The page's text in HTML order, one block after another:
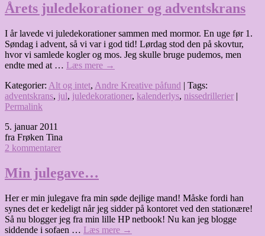
Årets juledekorationer og adventskrans
I år lavede vi juledekorationer sammen med mormor. En uge før 1.
Søndag i advent, så vi var i god tid! Lørdag stod den på skovtur,
hvor vi samlede kogler og mos. Jeg skulle bruge pudemos, men
endte med at … Læs mere →
Kategorier: Alt og intet, Andre Kreative påfund | Tags:
adventskrans, jul, juledekorationer, kalenderlys, nissedrillerier |
Permalink
5. januar 2011
fra Frøken Tina
2 kommentarer
Min julegave…
Her er min julegave fra min søde dejlige mand! Måske fordi han
synes det er kedeligt når jeg sidder på kontoret ved den stationære!
Så nu blogger jeg fra min lille HP netbook! Nu kan jeg blogge
siddende i sofaen … Læs mere →